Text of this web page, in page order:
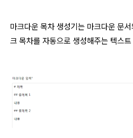
마크다운 목차 생성기는 마크다운 문
크 목차를 자동으로 생성해주는 텍스